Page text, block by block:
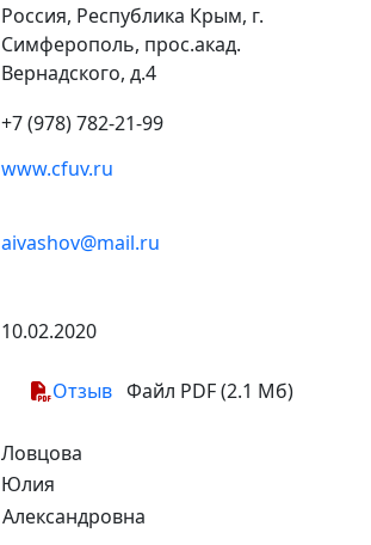
Россия, Республика Крым, г.
Симферополь, прос.акад.
Вернадского, д.4
+7 (978) 782-21-99
www.cfuv.ru
aivashov@mail.ru
10.02.2020
Отзыв Файл PDF (2.1 Мб)
Ловцова
Юлия
Александровна